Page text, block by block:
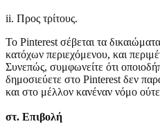
ii. Προς τρίτους.
Το Pinterest σέβεται τα
κατόχων περιεχόμενου, και
Συνεπώς, συμφωνείτε ότι
δημοσιεύετε στο Pinterest δεν
και στο μέλλον κανέναν νόμο
στ. Επιβολή